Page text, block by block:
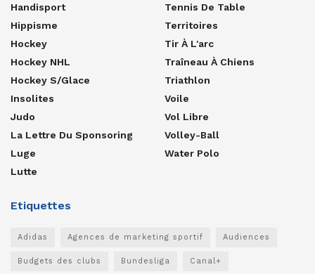
Handisport
Hippisme
Hockey
Hockey NHL
Hockey S/glace
Insolites
Judo
La Lettre Du Sponsoring
Luge
Lutte
Tennis De Table
Territoires
Tir À L'arc
Traîneau À Chiens
Triathlon
Voile
Vol Libre
Volley-Ball
Water Polo
Etiquettes
Adidas Agences de marketing sportif Audiences
Budgets des clubs Bundesliga Canal+